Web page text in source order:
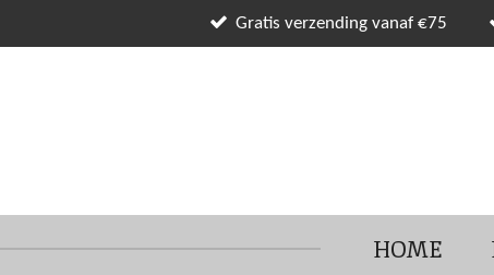
direct
Gratis verzending vanaf €75
HOME